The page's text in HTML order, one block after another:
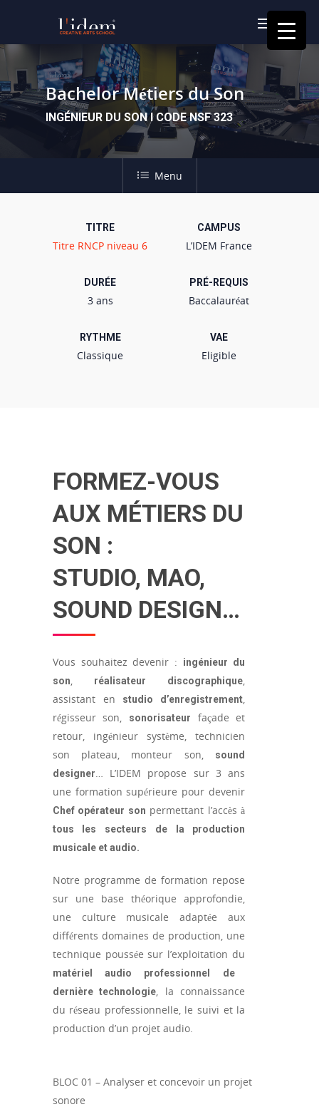
Bachelor Métiers du Son
INGÉNIEUR DU SON I CODE NSF 323
Menu
TITRE
Titre RNCP niveau 6
CAMPUS
L’IDEM France
DURÉE
3 ans
PRÉ-REQUIS
Baccalauréat
RYTHME
Classique
VAE
Eligible
FORMEZ-VOUS
AUX MÉTIERS DU
SON :
STUDIO, MAO,
SOUND DESIGN…
Vous souhaitez devenir :
ingénieur du
son
réalisateur discographique
assistant en
studio d’enregistrement
régisseur son,
sonorisateur
façade et
retour, ingénieur système, technicien
son plateau, monteur son,
sound
designer
… L’IDEM propose sur 3 ans
une formation supérieure pour devenir
Chef opérateur son permettant l’accès à
tous les secteurs de la production
musicale et audio.
Notre programme de formation repose
sur une base théorique approfondie,
une culture musicale adaptée aux
différents domaines de production, une
technique poussée sur l’exploitation du
matériel audio professionnel de
dernière technologie
, la connaissance
du réseau professionnelle, le suivi et la
production d’un projet audio.
BLOC 01 – Analyser et concevoir un projet
sonore